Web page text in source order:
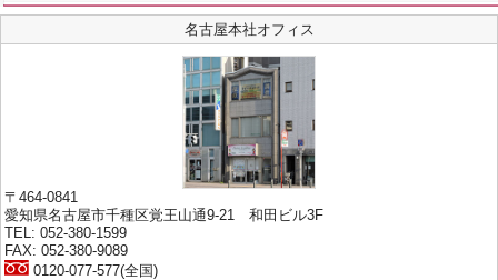
名古屋本社オフィス
〒464-0841
愛知県名古屋市千種区覚王山通9-21 和田ビル3F
TEL: 052-380-1599
FAX: 052-380-9089
0120-077-577(全国)